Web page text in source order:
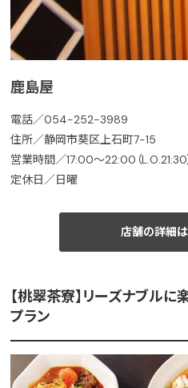
鹿島屋
電話／054-252-3989
住所／静岡市葵区上石町7-15
営業時間／17:00～22:00（L.O.21:30
定休日／日曜
店舗の詳細は
【桃翠茶寮】リーズナブル
プラン